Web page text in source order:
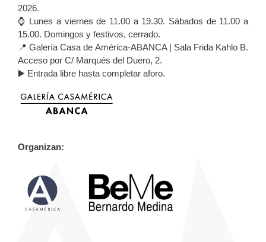
2026.
⌚ Lunes a viernes de 11.00 a 19.30. Sábados de 11.00 a
15.00. Domingos y festivos, cerrado.
📍 Galería Casa de América-ABANCA | Sala Frida Kahlo B.
Acceso por C/ Marqués del Duero, 2.
▶️ Entrada libre hasta completar aforo.
Organizan: